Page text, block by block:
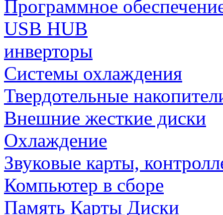
Программное
USB HUB
инверторы
Системы охлаждения
Твердотельные
Внешние жесткие диски
Охлаждение
Звуковые карты,
Компьютер в сборе
Память Карты Диски